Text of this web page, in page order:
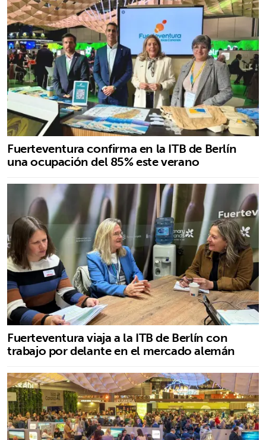
Fuerteventura confirma en la ITB de Berlín
una ocupación del 85% este verano
Fuerteventura viaja a la ITB de Berlín con
trabajo por delante en el mercado alemán